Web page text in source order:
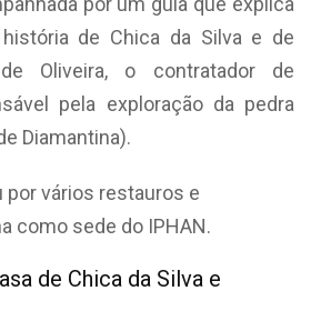
de Chica da Silva e de
Oliveira, o contratador de
pela exploração da pedra
Diamantina).
por vários restauros e
como sede do IPHAN.
de Chica da Silva e